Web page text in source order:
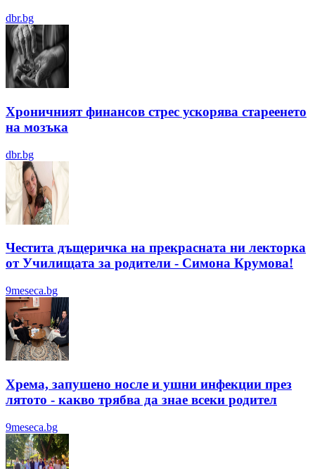
dbr.bg
Хроничният финансов стрес ускорява стареенето
на мозъка
dbr.bg
Честита дъщеричка на прекрасната ни лекторка
от Училищата за родители - Симона Крумова!
9meseca.bg
Хрема, запушено носле и ушни инфекции през
лятотo - какво трябва да знае всеки родител
9meseca.bg